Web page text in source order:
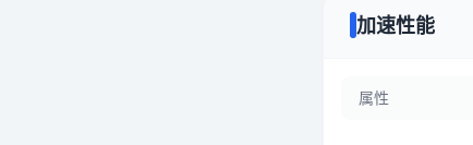
加速性能
属性